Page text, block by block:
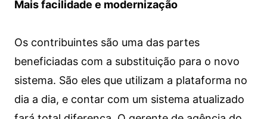
Mais facilidade e modernização
Os contribuintes são uma das partes
beneficiadas com a substituição para o novo
sistema. São eles que utilizam a plataforma no
dia a dia, e contar com um sistema atualizado